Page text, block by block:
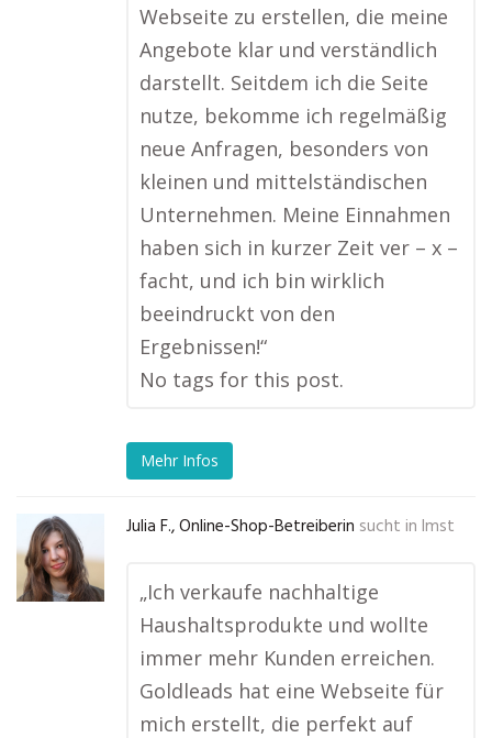
Webseite zu erstellen, die meine
Angebote klar und verständlich
darstellt. Seitdem ich die Seite
nutze, bekomme ich regelmäßig
neue Anfragen, besonders von
kleinen und mittelständischen
Unternehmen. Meine Einnahmen
haben sich in kurzer Zeit ver – x –
facht, und ich bin wirklich
beeindruckt von den
Ergebnissen!“
No tags for this post.
Mehr Infos
Julia F., Online-Shop-Betreiberin sucht in Imst
„Ich verkaufe nachhaltige
Haushaltsprodukte und wollte
immer mehr Kunden erreichen.
Goldleads hat eine Webseite für
mich erstellt, die perfekt auf